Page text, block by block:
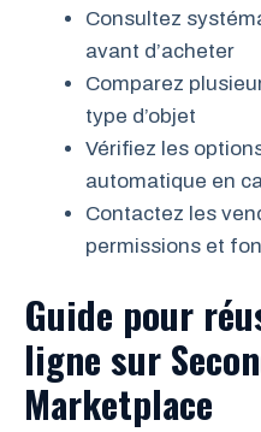
Consultez
avant d’acheter
Comparez
type d’objet
Vérifiez les
automatique en
Contactez les
permissions et
Guide pour
ligne sur
Marketplace